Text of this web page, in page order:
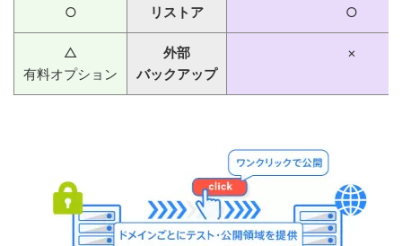
○ リストア ○
△
有料オプション
外部
バックアップ
×